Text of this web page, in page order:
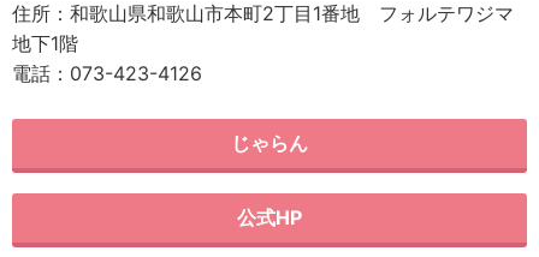
住所：和歌山県和歌山市本町2丁目1番地 フォルテワジマ
地下1階
電話：073-423-4126
じゃらん
公式HP